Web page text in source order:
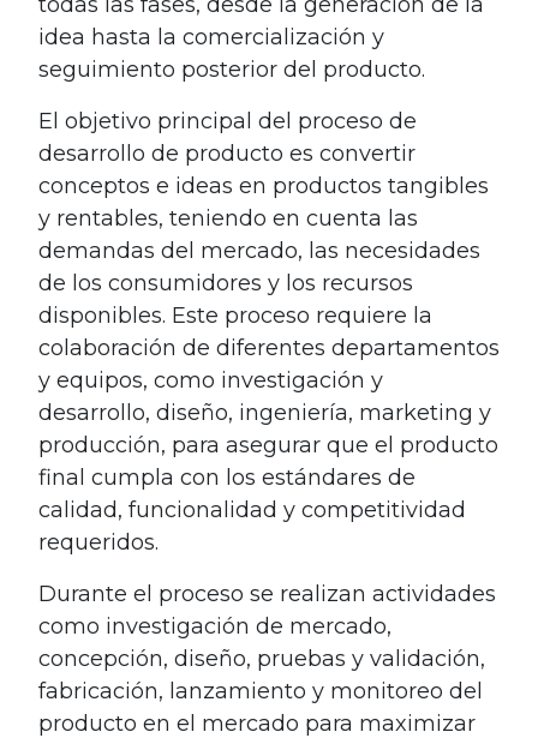
idea hasta la comercialización y
seguimiento posterior del producto.
El objetivo principal del proceso de
desarrollo de producto es convertir
conceptos e ideas en productos tangibles
y rentables, teniendo en cuenta las
demandas del mercado, las necesidades
de los consumidores y los recursos
disponibles. Este proceso requiere la
colaboración de diferentes departamentos
y equipos, como investigación y
desarrollo, diseño, ingeniería, marketing y
producción, para asegurar que el producto
final cumpla con los estándares de
calidad, funcionalidad y competitividad
requeridos.
Durante el proceso se realizan actividades
como investigación de mercado,
concepción, diseño, pruebas y validación,
fabricación, lanzamiento y monitoreo del
producto en el mercado para maximizar